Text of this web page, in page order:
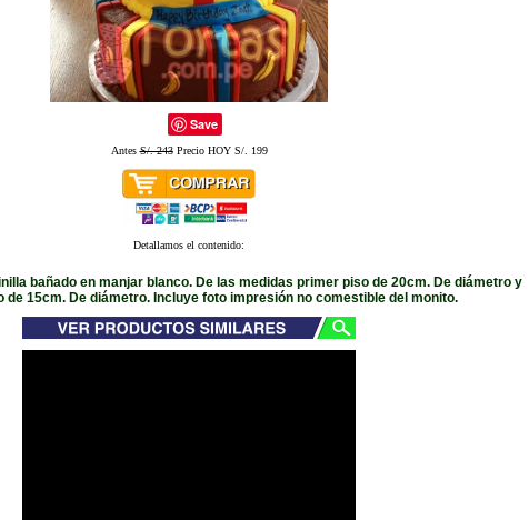
Save
AntesS/. 243Precio HOY S/. 199
Detallamos el contenido:
bañado en manjar blanco. De las medidas primer piso de 20cm. De diámetro y
de 15cm. De diámetro. Incluye foto impresión no comestible del monito.